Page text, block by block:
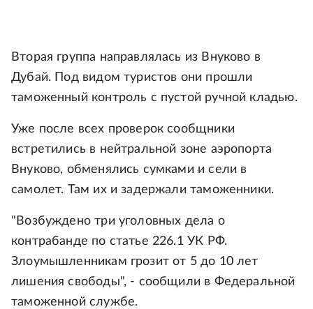
Вторая группа направлялась из Внуково в
Дубай. Под видом туристов они прошли
таможенный контроль с пустой ручной кладью.
Уже после всех проверок сообщники
встретились в нейтральной зоне аэропорта
Внуково, обменялись сумками и сели в
самолет. Там их и задержали таможенники.
"Возбуждено три уголовных дела о
контрабанде по статье 226.1 УК РФ.
Злоумышленникам грозит от 5 до 10 лет
лишения свободы", - сообщили в Федеральной
таможенной службе.